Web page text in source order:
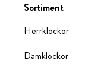
Sortiment
Herrklockor
Damklockor